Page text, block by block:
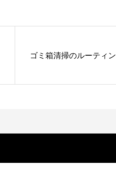
ゴミ箱清掃のルーティン